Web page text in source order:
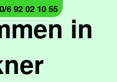
in
6 92 02 10 55